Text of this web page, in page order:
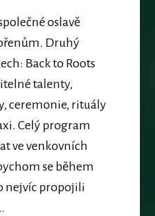
oslavě
Druhý
Back to Roots
talenty,
ceremonie, rituály
Celý program
ve venkovních
se během
nejvíc propojili